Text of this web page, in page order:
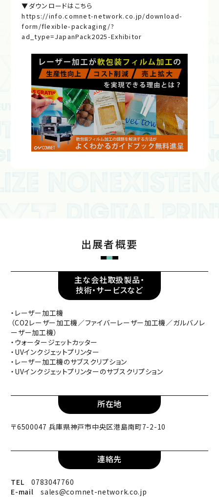
▼ダウンロードはこちら
https://info.comnet-network.co.jp/download-
form/flexible-packaging/?
ad_type=JapanPack2025-Exhibitor
出展者概要
主な会社取扱製品・
技術・サービスなど
・レーザー加工機
（CO2レーザー加工機／ファイバーレーザー加工機／ガルバノレ
ーザー加工機）
・ウォータージェットカッター
・UVインクジェットプリンター
・レーザー加工機のサブスクリプション
・UVインクジェットプリンターのサブスクリプション
所在地
〒6500047 兵庫県神戸市中央区港島南町7-2-10
連絡先
TEL 0783047760
E-mail sales@comnet-network.co.jp